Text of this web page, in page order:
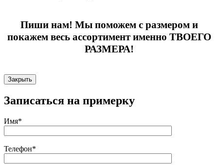
Пиши нам! Мы поможем с размером и
покажем весь ассортимент именно ТВОЕГО
РАЗМЕРА!
Закрыть
Записаться на примерку
Имя*
Телефон*